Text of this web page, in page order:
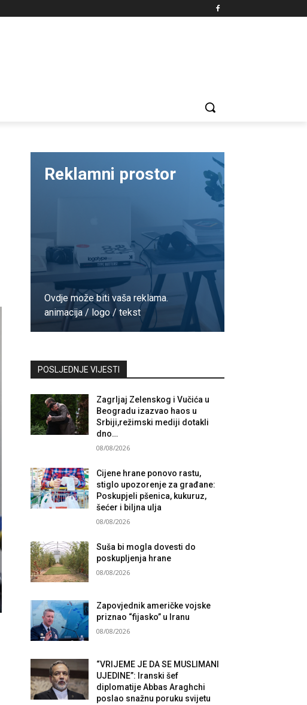
Reklamni prostor
Ovdje može biti vaša reklama.
animacija / logo / tekst
POSLJEDNJE VIJESTI
Zagrljaj Zelenskog i Vučića u
Beogradu izazvao haos u
Srbiji,režimski mediji dotakli
dno…
08/08/2026
Cijene hrane ponovo rastu,
stiglo upozorenje za građane:
Poskupjeli pšenica, kukuruz,
šećer i biljna ulja
08/08/2026
Suša bi mogla dovesti do
poskupljenja hrane
08/08/2026
Zapovjednik američke vojske
priznao “fijasko” u Iranu
08/08/2026
“VRIJEME JE DA SE MUSLIMANI
UJEDINE”: Iranski šef
diplomatije Abbas Araghchi
poslao snažnu poruku svijetu